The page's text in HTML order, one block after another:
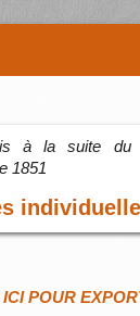
à la suite du
1851
POUR